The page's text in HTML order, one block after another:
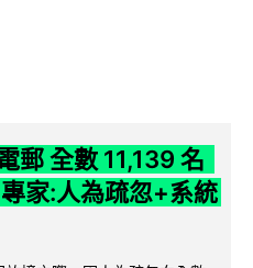
郵 全數 11,139 名
家:人為疏忽+系統